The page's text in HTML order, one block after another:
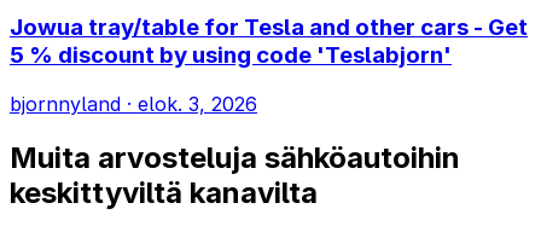
Jowua tray/table for Tesla and other cars - Get
5 % discount by using code 'Teslabjorn'
bjornnyland · elok. 3, 2026
Muita arvosteluja sähköautoihin
keskittyviltä kanavilta